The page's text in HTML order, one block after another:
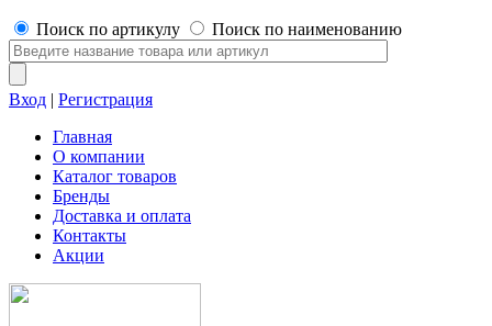
Поиск по артикулу Поиск по наименованию
Вход | Регистрация
Главная
О компании
Каталог товаров
Бренды
Доставка и оплата
Контакты
Акции